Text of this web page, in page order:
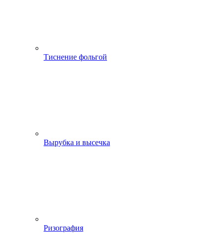
Тиснение фольгой
Вырубка и высечка
Ризография